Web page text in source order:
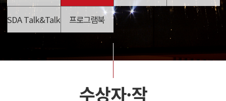
SDA Talk&Talk 프로그램북
수상자·작